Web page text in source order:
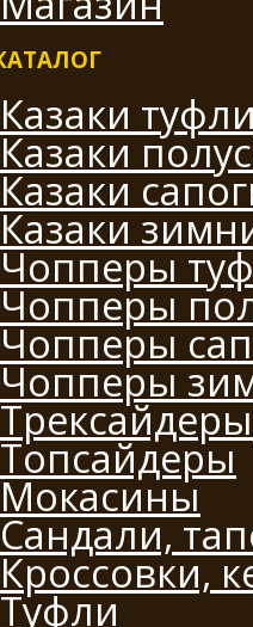
Казаки туфли
Казаки
Казаки
Казаки
Чопперы
Чопперы
Чопперы
Чопперы
Трексайдеры
Топсайдеры
Мокасины
Сандали,
Кроссовки,
Туфли